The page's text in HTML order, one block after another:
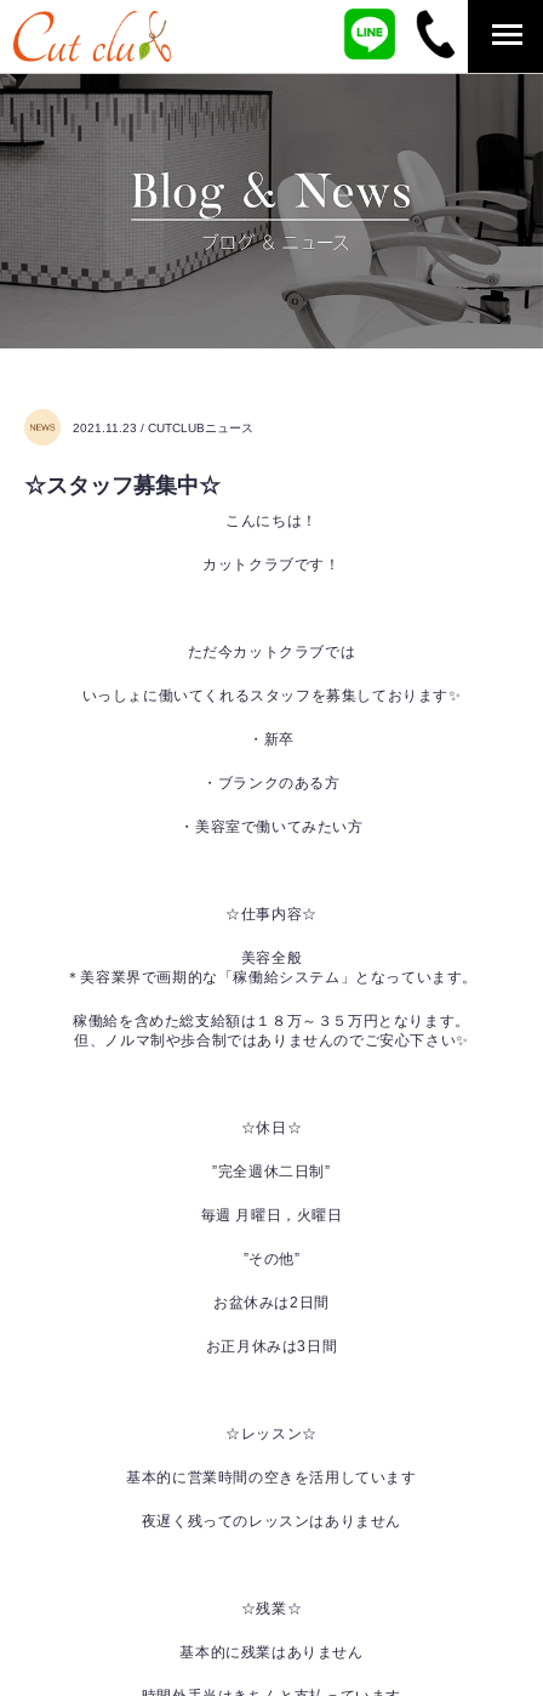
2021.11.23 / CUTCLUBニュース
☆スタッフ募集中☆
こんにちは！
カットクラブです！
ただ今カットクラブでは
いっしょに働いてくれるスタッフを募集しております✨
・新卒
・ブランクのある方
・美容室で働いてみたい方
☆仕事内容☆
美容全般
＊美容業界で画期的な「稼働給システム」となっています。
稼働給を含めた総支給額は１８万～３５万円となります。
但、ノルマ制や歩合制ではありませんのでご安心下さい✨
☆休日☆
”完全週休二日制”
毎週 月曜日，火曜日
”その他”
お盆休みは2日間
お正月休みは3日間
☆レッスン☆
基本的に営業時間の空きを活用しています
夜遅く残ってのレッスンはありません
☆残業☆
基本的に残業はありません